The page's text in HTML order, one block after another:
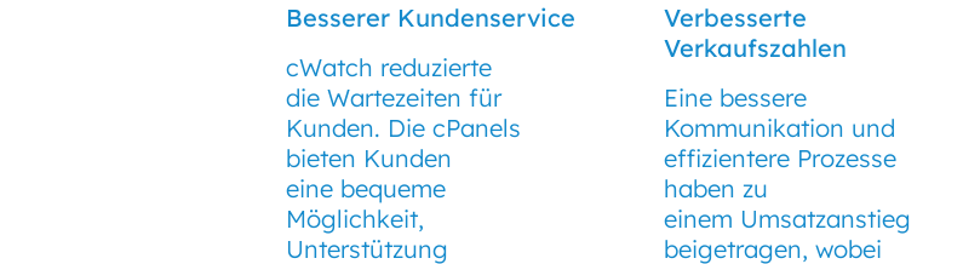
Besserer Kundenservice
cWatch reduzierte
die Wartezeiten für
Kunden. Die cPanels
bieten Kunden
eine bequeme
Möglichkeit,
Unterstützung
Verbesserte
Verkaufszahlen
Eine bessere
Kommunikation und
effizientere Prozesse
haben zu
einem Umsatzanstieg
beigetragen, wobei